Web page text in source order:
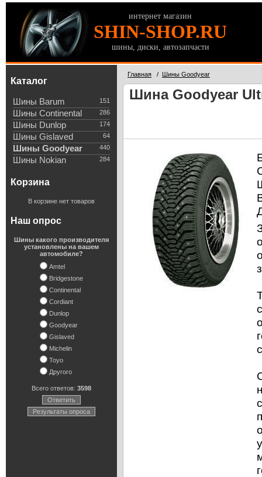
интернет магазин
SHIN-SHOP.RU
шины, диски, автозапчасти
Каталог
151
Шины Barum
286
Шины Continental
174
Шины Dunlop
64
Шины Gislaved
440
Шины Goodyear
284
Шины Nokian
Корзина
В корзине нет товаров
Наш опрос
Шины какого производителя
установлены на вашем
автомобиле?
Amtel
Bridgestone
Continental
Cordiant
Dunlop
Goodyear
Gislaved
Michelin
Toyo
Другого
Всего ответов: 3598
Ответить
Результаты опроса
Главная / Шины Goodyear
Шина Goodyear